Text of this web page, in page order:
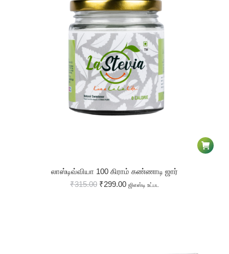
லாஸ்டிவ்வியா 100 கிராம் கண்ணாடி ஜார்
₹315.00 ₹299.00 ஜிஎஸ்டி உட்பட